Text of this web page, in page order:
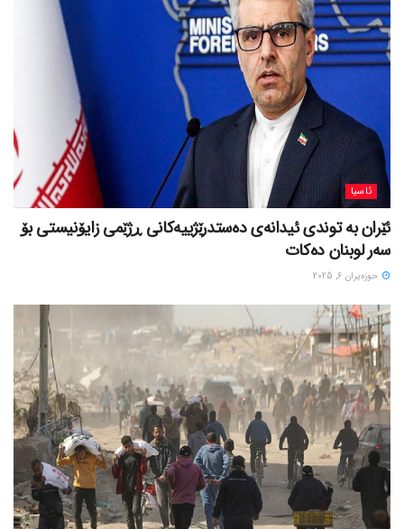
ئاسیا
ئێران بە توندی ئیدانەی دەستدرێژییەکانی ڕژێمی زایۆنیستی بۆ
سەر لوبنان دەکات
حوزه‌یران 6, 2025